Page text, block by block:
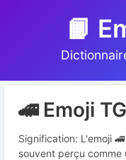
📙
🚄 Emoji
Signification: L'emoji
souvent perçu comme